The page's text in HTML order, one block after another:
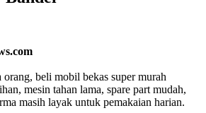
orang, beli mobil bekas super murah
mesin tahan lama, spare part mudah,
masih layak untuk pemakaian harian.